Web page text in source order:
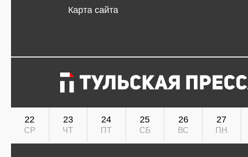
Карта сайта
22
СР
23
ЧТ
24
ПТ
25
СБ
26
ВС
27
ПН